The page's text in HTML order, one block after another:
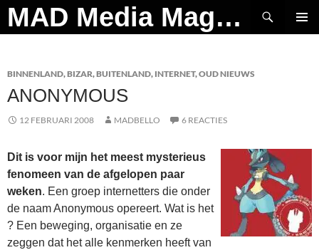
Ga
naar
MAD Media Magazine
Zoeken
BINNENLAND,BIZAR,BUITENLAND, INTERNET,OUD NIEUWS
ANONYMOUS
12 FEBRUARI 2008 MADBELLO 6 REACTIES
Dit is voor mijn het meest mysterieus
fenomeen van de afgelopen paar
weken. Een groep internetters die onder
de naam Anonymous opereert. Wat is het
? Een beweging, organisatie en ze
zeggen dat het alle kenmerken heeft van